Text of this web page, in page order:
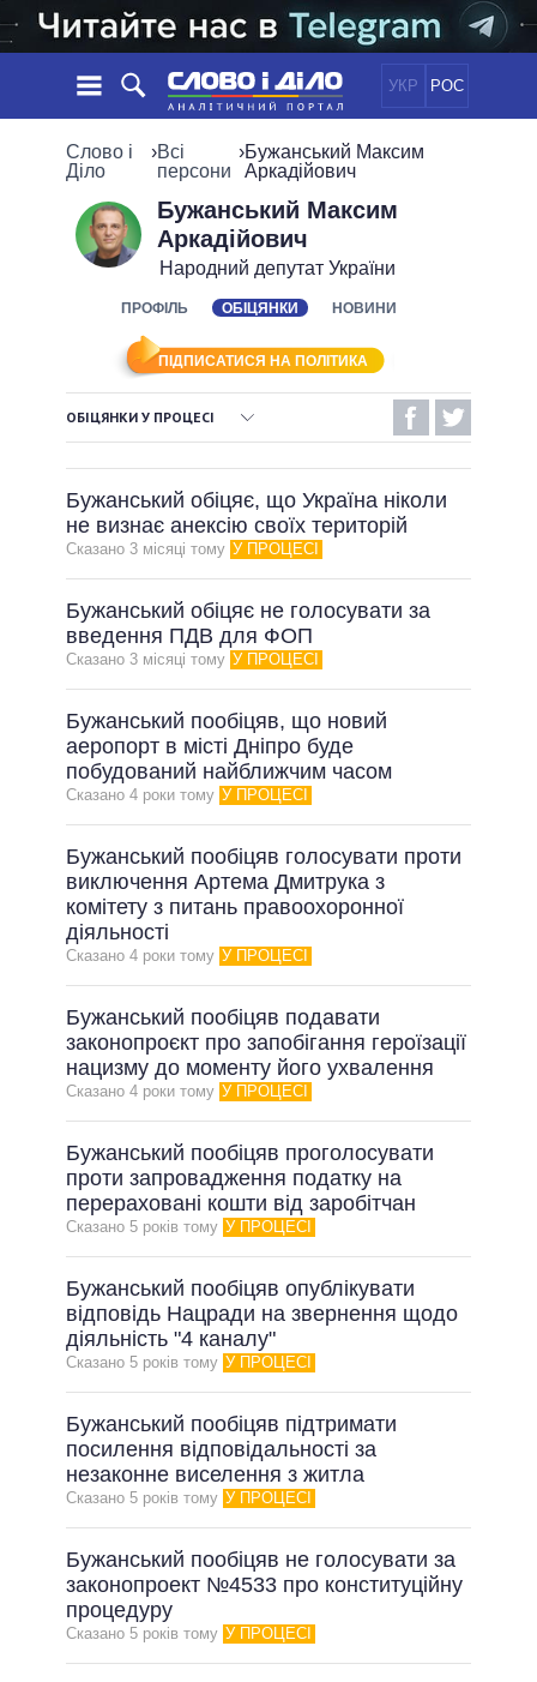
УКР РОС
НОВИНИ
СТРІЧКА
ПОДІЇ
ДУМКИ
ОГЛЯДИ
ДАЙДЖЕСТИ
ПОЛІТИКА
ЕКОНОМІКА
СУСПІЛЬСТВО
СВІТ
ОБIЦЯНКИ
ПОЛIТИКИ
УСІ ПОЛІТИКИ
ПРЕЗИДЕНТ І ОФІС
ВЕРХОВНА РАДА
КАБІНЕТ МІНІСТРІВ
ВСІ ПЕРСОНИ
ІНФОГРАФІКА
ВІДЕО
ПІДТРИМАТИ
ПОРІВНЯННЯ ПОЛІТИКІВ
Слово і
Діло
›Всі
персони
›Бужанський Максим
Аркадійович
Бужанський Максим
Аркадійович
Народний депутат України
ПРОФІЛЬ ОБІЦЯНКИ НОВИНИ
ПІДПИСАТИСЯ НА ПОЛІТИКА
ОБІЦЯНКИ У ПРОЦЕСІ
НЕВИКОНАНІ ОБІЦЯНКИ
ОБІЦЯНКИ У ПРОЦЕСІ
ВСІ ОБІЦЯНКИ
АРХІВНІ ОБІЦЯНКИ
Бужанський обіцяє, що Україна ніколи
не визнає анексію своїх територій
Сказано 3 мiсяцi тому У ПРОЦЕСІ
Бужанський обіцяє не голосувати за
введення ПДВ для ФОП
Сказано 3 мiсяцi тому У ПРОЦЕСІ
Бужанський пообіцяв, що новий
аеропорт в місті Дніпро буде
побудований найближчим часом
Сказано 4 роки тому У ПРОЦЕСІ
Бужанський пообіцяв голосувати проти
виключення Артема Дмитрука з
комітету з питань правоохоронної
діяльності
Сказано 4 роки тому У ПРОЦЕСІ
Бужанський пообіцяв подавати
законопроєкт про запобігання героїзації
нацизму до моменту його ухвалення
Сказано 4 роки тому У ПРОЦЕСІ
Бужанський пообіцяв проголосувати
проти запровадження податку на
перераховані кошти від заробітчан
Сказано 5 рокiв тому У ПРОЦЕСІ
Бужанський пообіцяв опублікувати
відповідь Нацради на звернення щодо
діяльність "4 каналу"
Сказано 5 рокiв тому У ПРОЦЕСІ
Бужанський пообіцяв підтримати
посилення відповідальності за
незаконне виселення з житла
Сказано 5 рокiв тому У ПРОЦЕСІ
Бужанський пообіцяв не голосувати за
законопроект №4533 про конституційну
процедуру
Сказано 5 рокiв тому У ПРОЦЕСІ